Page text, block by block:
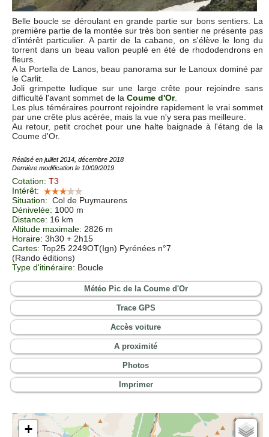
Belle boucle se déroulant en grande partie sur bons sentiers. La
première partie de la montée sur très bon sentier ne présente pas
d’intérêt particulier. A partir de la cabane, on s'élève le long du
torrent dans un beau vallon peuplé en été de rhododendrons en
fleurs.
A la Portella de Lanos, beau panorama sur le Lanoux dominé par
le Carlit.
Joli grimpette ludique sur une large crête pour rejoindre sans
difficulté l'avant sommet de la Coume d'Or.
Les plus téméraires pourront rejoindre rapidement le vrai sommet
par une crête plus acérée, mais la vue n'y sera pas meilleure.
Au retour, petit crochet pour une halte baignade à l'étang de la
Coume d'Or.
Réalisé en juillet 2014, décembre 2018
Dernière modification le 10/09/2019
Cotation: T3
Intérêt:
Situation: Col de Puymaurens
Dénivelée: 1000 m
Distance: 16 km
Altitude maximale: 2826 m
Horaire: 3h30 + 2h15
Cartes: Top25 2249OT(Ign) Pyrénées n°7
(Rando éditions)
Type d'itinéraire: Boucle
Météo Pic de la Coume d'Or
Trace GPS
Accès voiture
A proximité
Photos
Imprimer
+
Cartes IGN